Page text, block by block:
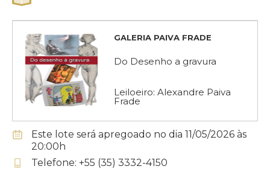
GALERIA PAIVA FRADE
Do Desenho a gravura
Leiloeiro: Alexandre Paiva
Frade
Este lote será apregoado no dia 11/05/2026 às
20:00h
Telefone: +55 (35) 3332-4150